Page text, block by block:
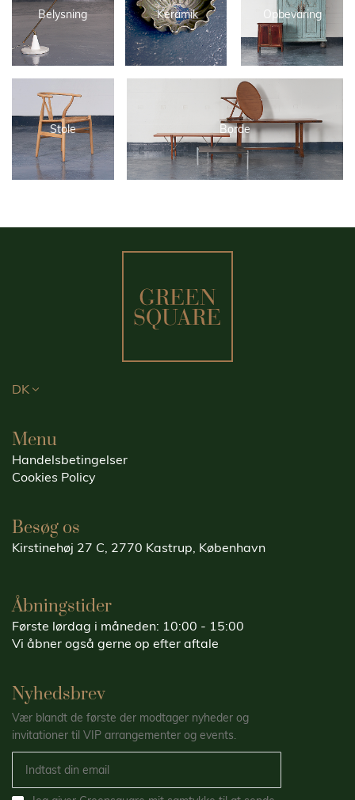
Belysning Keramik Opbevaring
Stole Borde
DK
Menu
Handelsbetingelser
Cookies Policy
Besøg os
Kirstinehøj 27 C, 2770 Kastrup, København
Åbningstider
Første lørdag i måneden: 10:00 - 15:00
Vi åbner også gerne op efter aftale
Nyhedsbrev
Vær blandt de første der modtager nyheder og
invitationer til VIP arrangementer og events.